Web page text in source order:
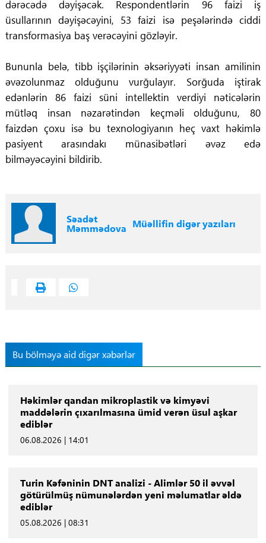
dərəcədə dəyişəcək. Respondentlərin 96 faizi iş
üsullarının dəyişəcəyini, 53 faizi isə peşələrində ciddi
transformasiya baş verəcəyini gözləyir.
Bununla belə, tibb işçilərinin əksəriyyəti insan amilinin
əvəzolunmaz olduğunu vurğulayır. Sorğuda iştirak
edənlərin 86 faizi süni intellektin verdiyi nəticələrin
mütləq insan nəzarətindən keçməli olduğunu, 80
faizdən çoxu isə bu texnologiyanın heç vaxt həkimlə
pasiyent arasındakı münasibətləri əvəz edə
bilməyəcəyini bildirib.
Səadət
Məmmədova Müəllifin digər yazıları
Bu bölməyə aid digər xəbərlər
Həkimlər qandan mikroplastik və kimyəvi
maddələrin çıxarılmasına ümid verən üsul aşkar
ediblər
06.08.2026 | 14:01
Turin Kəfəninin DNT analizi - Alimlər 50 il əvvəl
götürülmüş nümunələrdən yeni məlumatlar əldə
ediblər
05.08.2026 | 08:31